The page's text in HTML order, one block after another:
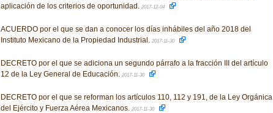
aplicación de los criterios de oportunidad. 2017-12-04
ACUERDO por el que se dan a conocer los días inhábiles del año 2018 del
Instituto Mexicano de la Propiedad Industrial. 2017-11-30
DECRETO por el que se adiciona un segundo párrafo a la fracción III del artículo
12 de la Ley General de Educación. 2017-11-30
DECRETO por el que se reforman los artículos 110, 112 y 191, de la Ley Orgánica
del Ejército y Fuerza Aérea Mexicanos. 2017-11-30